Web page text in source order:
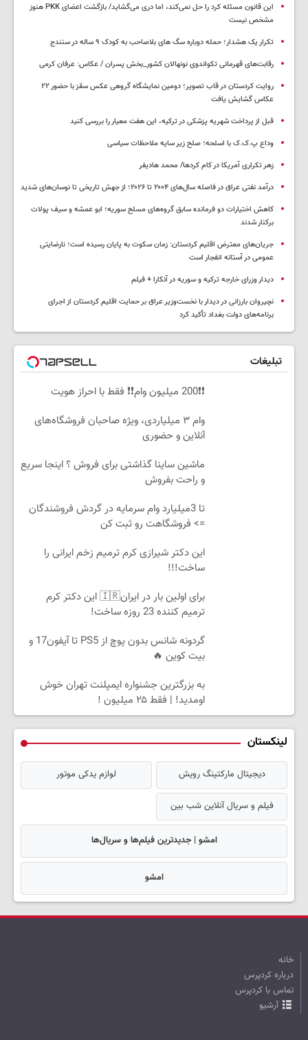
این قانون مسئله کرد را حل نمی‌کند، اما دری می‌گشاید/ بازگشت اعضای PKK هنوز
مشخص نیست
تکرار یک هشدار؛ حمله دوباره سگ های بلاصاحب به کودک ۹ ساله در سنندج
رقابت‌های قهرمانی تکواندوی نونهالان کشور_بخش پسران / عکاس: عرفان کرمی
روایت کردستان در قاب تصویر؛ دومین نمایشگاه گروهی عکس سقز با حضور ۲۲
عکاس گشایش یافت
قبل از پرداخت شهریه پزشکی در ترکیه، این هفت معیار را بررسی کنید
وداع پ.ک.ک با اسلحه؛ صلح زیر سایه ملاحظات سیاسی
زهر تکراری آمریکا در کام کردها/ محمد هادیفر
درآمد نفتی عراق در فاصله سال‌های ۲۰۰۴ تا ۲۰۲۶؛ از جهش تاریخی تا نوسان‌های شدید
کاهش اختیارات دو فرمانده سابق گروه‌های مسلح سوریه؛ ابو عمشه و سیف پولات
برکنار شدند
جریان‌های معترض اقلیم کردستان: زمان سکوت به پایان رسیده است؛ نارضایتی
عمومی در آستانه انفجار است
دیدار وزرای خارجه ترکیه و سوریه در آنکارا + فیلم
نچیروان بارزانی در دیدار با نخست‌وزیر عراق بر حمایت اقلیم کردستان از اجرای
برنامه‌های دولت بغداد تأکید کرد
تبلیغات
❗❗200 میلیون وام❗❗ فقط با احراز هویت
وام ۳ میلیاردی، ویژه صاحبان فروشگاه‌های
آنلاین و حضوری
ماشین ساینا گذاشتی برای فروش ؟ اینجا سریع
و راحت بفروش
تا 3میلیارد وام سرمایه در گردش فروشندگان
=> فروشگاهت رو ثبت کن
این دکتر شیرازی کرم ترمیم زخم ایرانی را
ساخت!!!
برای اولین بار در ایران🇮🇷 این دکتر کرم
ترمیم کننده 23 روزه ساخت!
گردونه شانس بدون پوچ از PS5 تا آیفون17 و
بیت کوین 🔥
به بزرگترین جشنواره ایمپلنت تهران خوش
اومدید! | فقط ۲۵ میلیون !
لینکستان
دیجیتال مارکتینگ رویش لوازم یدکی موتور
فیلم و سریال آنلاین شب بین
امشو | جدیدترین فیلم‌ها و سریال‌ها
امشو
خانه
درباره کردپرس
تماس با کردپرس
آرشیو